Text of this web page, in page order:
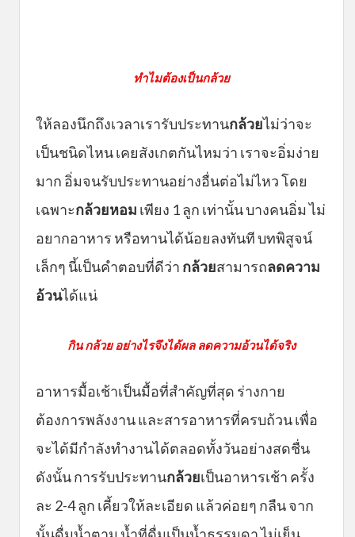
ทำไมต้องเป็นกล้วย
ให้ลองนึกถึงเวลาเรารับประทานกล้วยไม่ว่าจะ
เป็นชนิดไหน เคยสังเกตกันไหมว่า เราจะอิ่มง่าย
มาก อิ่มจนรับประทานอย่างอื่นต่อไม่ไหว โดย
เฉพาะกล้วยหอม เพียง 1 ลูก เท่านั้น บางคนอิ่ม ไม่
อยากอาหาร หรือทานได้น้อยลงทันที บทพิสูจน์
เล็กๆ นี้เป็นคำตอบที่ดีว่า กล้วยสามารถลดความ
อ้วนได้แน่
กิน กล้วย อย่างไรจึงได้ผล ลดความอ้วนได้จริง
อาหารมื้อเช้าเป็นมื้อที่สำคัญที่สุด ร่างกาย
ต้องการพลังงาน และสารอาหารที่ครบถ้วน เพื่อ
จะได้มีกำลังทำงานได้ตลอดทั้งวันอย่างสดชื่น
ดังนั้น การรับประทานกล้วยเป็นอาหารเช้า ครั้ง
ละ 2-4 ลูก เคี้ยวให้ละเอียด แล้วค่อยๆ กลืน จาก